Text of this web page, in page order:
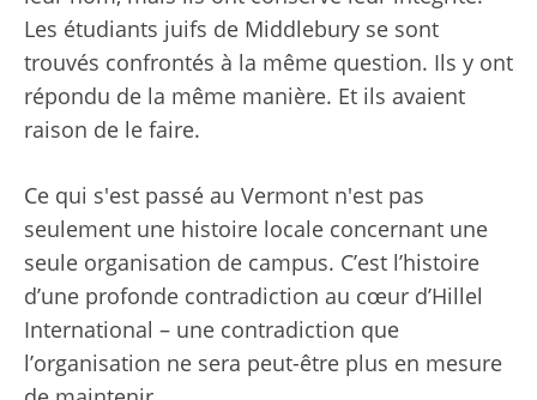
Les étudiants juifs de Middlebury se sont
trouvés confrontés à la même question. Ils y ont
répondu de la même manière. Et ils avaient
raison de le faire.
Ce qui s'est passé au Vermont n'est pas
seulement une histoire locale concernant une
seule organisation de campus. C’est l’histoire
d’une profonde contradiction au cœur d’Hillel
International – une contradiction que
l’organisation ne sera peut-être plus en mesure